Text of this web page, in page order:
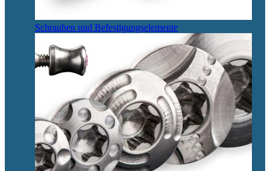
Schrauben und Befestigungselemente